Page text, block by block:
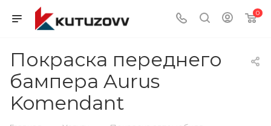
0
Покраска переднего
бампера Aurus
Komendant